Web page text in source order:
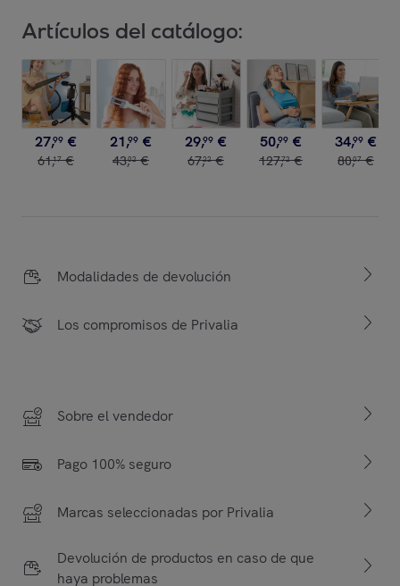
Artículos del catálogo:
27,99 €
61,17 €
21,99 €
43,02 €
29,99 €
67,22 €
50,99 €
127,72 €
34,99 €
80,07 €
Modalidades de devolución
Los compromisos de Privalia
Sobre el vendedor
Pago 100% seguro
Marcas seleccionadas por Privalia
Devolución de productos en caso de que
haya problemas